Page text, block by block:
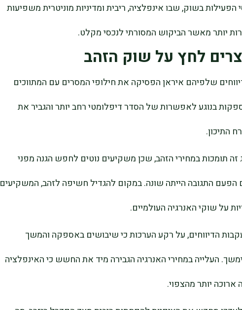
בשוק, שבו אינפלציה, ריבית ומדיניות מוניטרית משפיעות
יותר מאשר הביקוש המסורתי לנכסי מקלט.
לחץ על שוק הזהב
שלפיהם איראן הפסיקה את חילופי המסרים עם המתווכים
בנוגע לאפשרות של הסדר דיפלומטי רחב יותר והגביר את
התיכון.
תומכות במחירי הזהב, שכן משקיעים נוטים לחפש הגנה מפני
הפעם התגובה הייתה שונה. במקום להגדיל חשיפה לזהב, המשקיעים
על שוקי האנרגיה העולמיים.
הדיווחים, על רקע הערכות כי שיבושים באספקה והמשך
העלייה במחירי האנרגיה הגבירה מיד את החשש כי האינפלציה
יותר מהצפוי.